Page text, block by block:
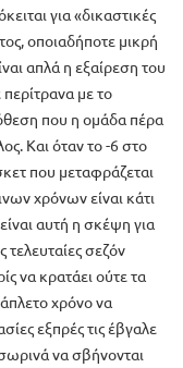
για «δικαστικές
οποιαδήποτε μικρή
απλά η εξαίρεση του
με το
που η ομάδα πέρα
Και όταν το -6 στο
που μεταφράζεται
χρόνων είναι κάτι
αυτή η σκέψη για
τελευταίες σεζόν
να κρατάει ούτε τα
χρόνο να
εξπρές τις έβγαλε
να σβήνονται